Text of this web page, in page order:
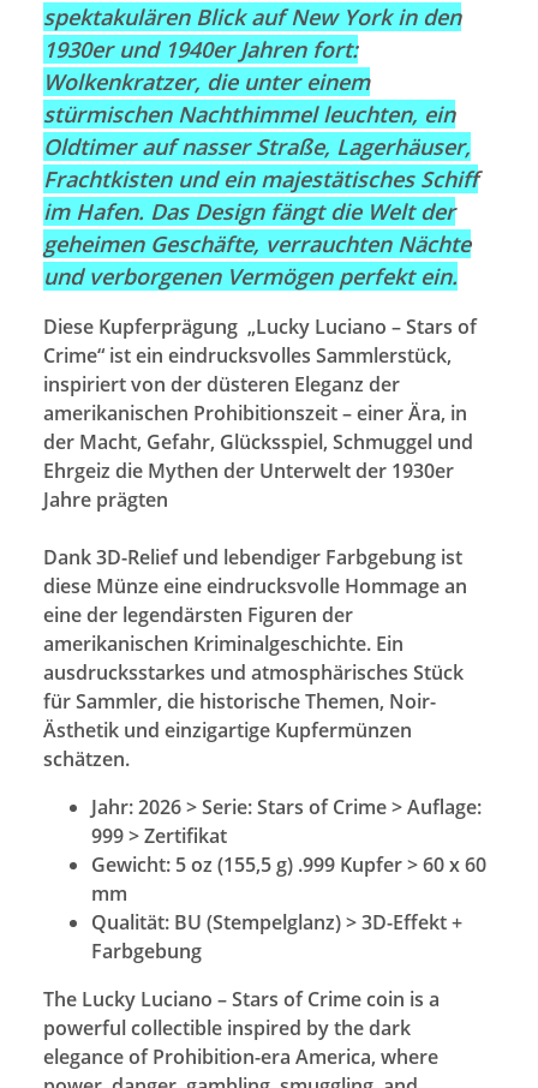
spektakulären Blick auf New York in den
1930er und 1940er Jahren fort:
Wolkenkratzer, die unter einem
stürmischen Nachthimmel leuchten, ein
Oldtimer auf nasser Straße, Lagerhäuser,
Frachtkisten und ein majestätisches Schiff
im Hafen. Das Design fängt die Welt der
geheimen Geschäfte, verrauchten Nächte
und verborgenen Vermögen perfekt ein.
Diese Kupferprägung „Lucky Luciano – Stars of
Crime“ ist ein eindrucksvolles Sammlerstück,
inspiriert von der düsteren Eleganz der
amerikanischen Prohibitionszeit – einer Ära, in
der Macht, Gefahr, Glücksspiel, Schmuggel und
Ehrgeiz die Mythen der Unterwelt der 1930er
Jahre prägten
Dank 3D-Relief und lebendiger Farbgebung ist
diese Münze eine eindrucksvolle Hommage an
eine der legendärsten Figuren der
amerikanischen Kriminalgeschichte. Ein
ausdrucksstarkes und atmosphärisches Stück
für Sammler, die historische Themen, Noir-
Ästhetik und einzigartige Kupfermünzen
schätzen.
Jahr: 2026 > Serie: Stars of Crime > Auflage:
999 > Zertifikat
Gewicht: 5 oz (155,5 g) .999 Kupfer > 60 x 60
mm
Qualität: BU (Stempelglanz) > 3D-Effekt +
Farbgebung
The Lucky Luciano – Stars of Crime coin is a
powerful collectible inspired by the dark
elegance of Prohibition-era America, where